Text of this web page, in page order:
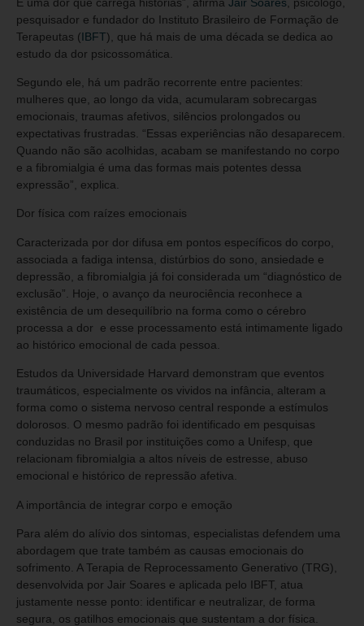
pesquisador e fundador do Instituto Brasileiro de Formação de
Terapeutas (IBFT), que há mais de uma década se dedica ao
estudo da dor psicossomática.
Segundo ele, há um padrão recorrente entre pacientes:
mulheres que, ao longo da vida, acumularam sobrecargas
emocionais, traumas afetivos, silêncios prolongados ou
expectativas frustradas. “Essas experiências não desaparecem.
Quando não são acolhidas, acabam se manifestando no corpo
e a fibromialgia é uma das formas mais potentes dessa
expressão”, explica.
Dor física com raízes emocionais
Caracterizada por dor difusa em pontos específicos do corpo,
associada a fadiga intensa, distúrbios do sono, ansiedade e
depressão, a fibromialgia já foi considerada um “diagnóstico de
exclusão”. Hoje, o avanço da neurociência reconhece a
existência de um desequilíbrio na forma como o cérebro
processa a dor e esse processamento está intimamente ligado
ao histórico emocional de cada pessoa.
Estudos da Universidade Harvard demonstram que eventos
traumáticos, especialmente os vividos na infância, alteram a
forma como o sistema nervoso central responde a estímulos
dolorosos. O mesmo padrão foi identificado em pesquisas
conduzidas no Brasil por instituições como a Unifesp, que
relacionam fibromialgia a altos níveis de estresse, abuso
emocional e histórico de repressão afetiva.
A importância de integrar corpo e emoção
Para além do alívio dos sintomas, especialistas defendem uma
abordagem que trate também as causas emocionais do
sofrimento. A Terapia de Reprocessamento Generativo (TRG),
desenvolvida por Jair Soares e aplicada pelo IBFT, atua
justamente nesse ponto: identificar e neutralizar, de forma
segura, os gatilhos emocionais que sustentam a dor física.